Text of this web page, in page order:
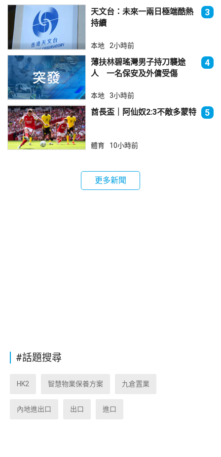
天文台：未來一兩日極端酷熱
持續
3
本地 2小時前
薄扶林碧瑤灣男子持刀襲途
人 一名保安及外傭受傷
4
本地 3小時前
酋長盃｜阿仙奴2:3不敵多蒙特 5
體育 10小時前
更多新聞
#話題搜尋
HK2 智慧物業保養方案 九倉置業
內地進出口 出口 進口